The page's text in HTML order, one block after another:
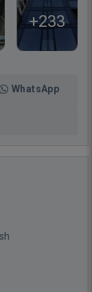
+233
WhatsApp